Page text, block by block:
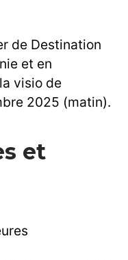
de Destination
et en
visio de
2025 (matin).
et